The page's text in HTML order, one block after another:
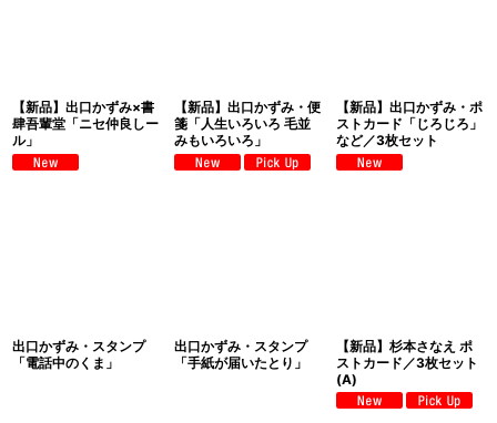
【新品】出口かずみ×書
肆吾輩堂「ニセ仲良しー
ル」
【新品】出口かずみ・便
箋「人生いろいろ 毛並
みもいろいろ」
【新品】出口かずみ・ポ
ストカード「じろじろ」
など／3枚セット
出口かずみ・スタンプ
「電話中のくま」
出口かずみ・スタンプ
「手紙が届いたとり」
【新品】杉本さなえ ポ
ストカード／3枚セット
(A)